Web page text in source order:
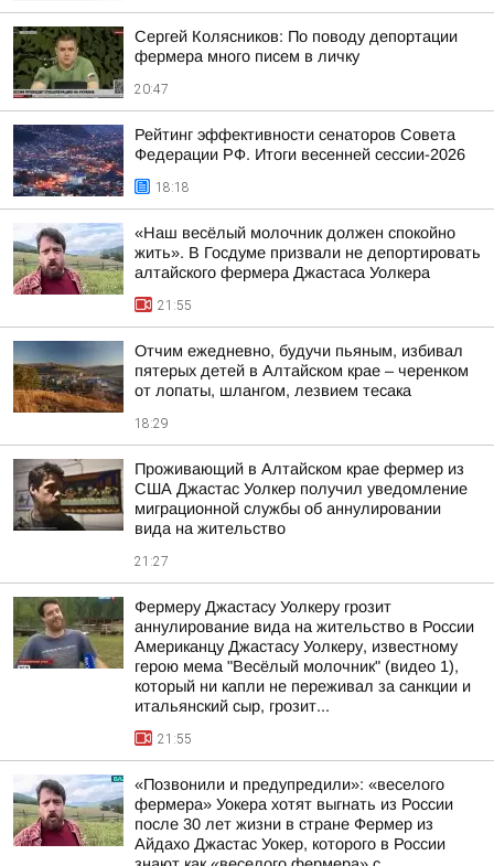
Сергей Колясников: По поводу депортации
фермера много писем в личку
20:47
Рейтинг эффективности сенаторов Совета
Федерации РФ. Итоги весенней сессии-2026
18:18
«Наш весёлый молочник должен спокойно
жить». В Госдуме призвали не депортировать
алтайского фермера Джастаса Уолкера
21:55
Отчим ежедневно, будучи пьяным, избивал
пятерых детей в Алтайском крае – черенком
от лопаты, шлангом, лезвием тесака
18:29
Проживающий в Алтайском крае фермер из
США Джастас Уолкер получил уведомление
миграционной службы об аннулировании
вида на жительство
21:27
Фермеру Джастасу Уолкеру грозит
аннулирование вида на жительство в России
Американцу Джастасу Уолкеру, известному
герою мема "Весёлый молочник" (видео 1),
который ни капли не переживал за санкции и
итальянский сыр, грозит...
21:55
«Позвонили и предупредили»: «веселого
фермера» Уокера хотят выгнать из России
после 30 лет жизни в стране Фермер из
Айдахо Джастас Уокер, которого в России